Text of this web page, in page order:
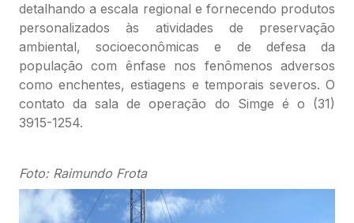
detalhando a escala regional e fornecendo produtos
personalizados às atividades de preservação
ambiental, socioeconômicas e de defesa da
população com ênfase nos fenômenos adversos
como enchentes, estiagens e temporais severos. O
contato da sala de operação do Simge é o (31)
3915-1254.
Foto: Raimundo Frota